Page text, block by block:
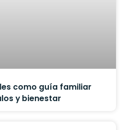
como guía familiar
y bienestar